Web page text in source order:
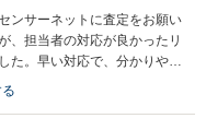
ンサーネットに査定をお願い
、担当者の対応が良かったリ
た。早い対応で、分かりやす
度も安心して任せられる判断